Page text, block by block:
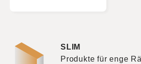
SLIM
Produkte für enge